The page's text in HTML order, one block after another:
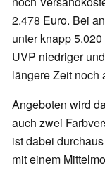
2.478 Euro. Bei
unter knapp
UVP niedriger
längere Zeit noch
Angeboten wird
auch zwei
ist dabei
mit einem